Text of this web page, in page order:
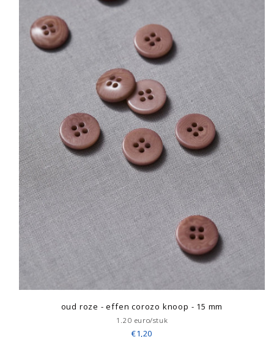
oud roze - effen corozo knoop - 15 mm
1.20 euro/stuk
€1,20